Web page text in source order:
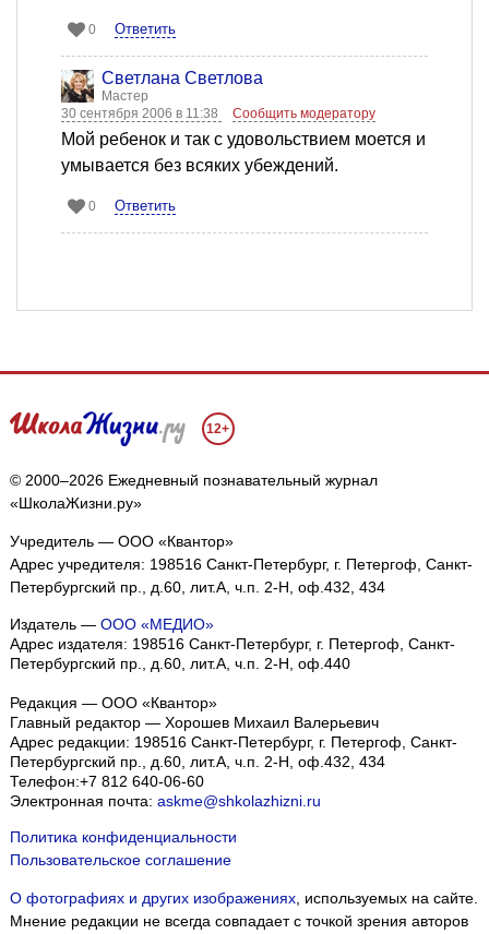
0 Ответить
Светлана Светлова
Мастер
30 сентября 2006 в 11:38
Сообщить модератору
Мой ребенок и так с удовольствием моется и
умывается без всяких убеждений.
0 Ответить
12+
© 2000–2026 Ежедневный познавательный журнал
«ШколаЖизни.ру»
Учредитель — ООО «Квантор»
Адрес учредителя: 198516 Санкт-Петербург, г. Петергоф, Санкт-
Петербургский пр., д.60, лит.А, ч.п. 2-Н, оф.432, 434
Издатель — ООО «МЕДИО»
Адрес издателя: 198516 Санкт-Петербург, г. Петергоф, Санкт-
Петербургский пр., д.60, лит.А, ч.п. 2-Н, оф.440
Редакция — ООО «Квантор»
Главный редактор — Хорошев Михаил Валерьевич
Адрес редакции: 198516 Санкт-Петербург, г. Петергоф, Санкт-
Петербургский пр., д.60, лит.А, ч.п. 2-Н, оф.432, 434
Телефон:+7 812 640-06-60
Электронная почта: askme@shkolazhizni.ru
Политика конфиденциальности
Пользовательское соглашение
О фотографиях и других изображениях, используемых на сайте.
Мнение редакции не всегда совпадает с точкой зрения авторов